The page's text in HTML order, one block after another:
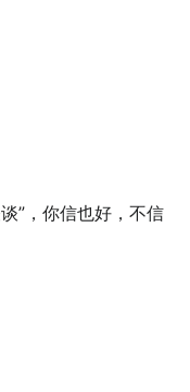
”，你信也好，不信